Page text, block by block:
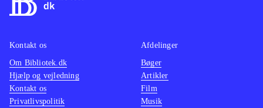
Kontakt os
Om Bibliotek.dk
Hjælp og vejledning
Kontakt os
Privatlivspolitik
Afdelinger
Bøger
Artikler
Film
Musik